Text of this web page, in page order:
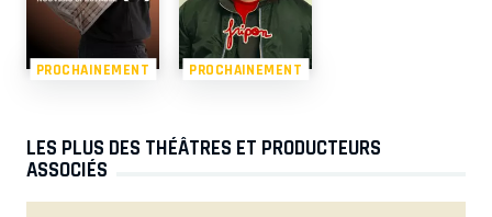
PROCHAINEMENT PROCHAINEMENT
LES PLUS DES THÉÂTRES ET PRODUCTEURS
ASSOCIÉS